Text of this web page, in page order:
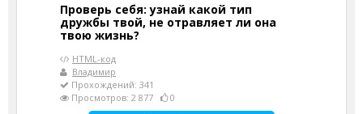
Проверь себя: узнай какой тип
дружбы твой, не отравляет ли она
твою жизнь?
HTML-код
Владимир
Прохождений: 341
Просмотров: 2 877
0